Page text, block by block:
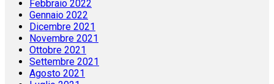
Marzo 2022
Febbraio 2022
Gennaio 2022
Dicembre 2021
Novembre 2021
Ottobre 2021